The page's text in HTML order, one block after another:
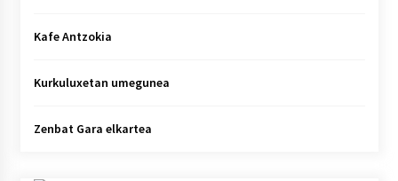
Kafe Antzokia
Kurkuluxetan umegunea
Zenbat Gara elkartea